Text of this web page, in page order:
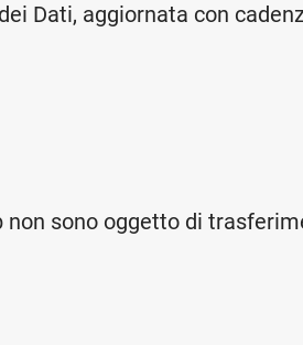
Dati, aggiornata con
sono oggetto di